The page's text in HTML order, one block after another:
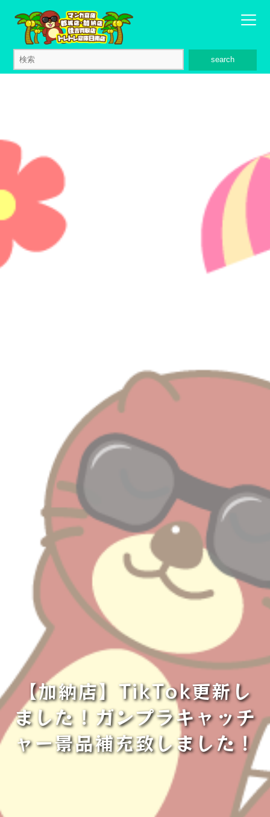
search
【加納店】TikTok更新し
ました！ガンプラキャッチ
ャー景品補充致しました！